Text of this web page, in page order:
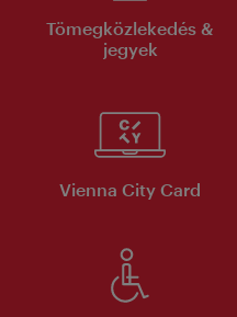
Tömegközlekedés &
jegyek
Vienna City Card